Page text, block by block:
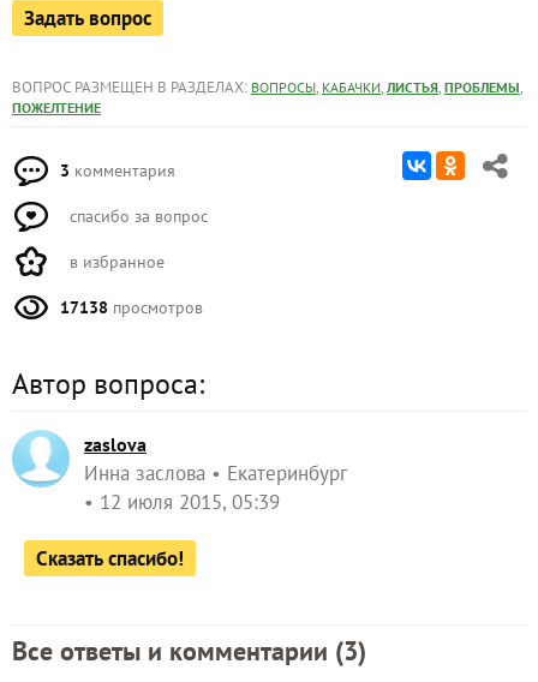
Задать вопрос
ВОПРОС РАЗМЕЩЕН В РАЗДЕЛАХ: ВОПРОСЫ, КАБАЧКИ, ЛИСТЬЯ, ПРОБЛЕМЫ,
ПОЖЕЛТЕНИЕ
3 комментария
спасибо за вопрос
в избранное
17138 просмотров
Автор вопроса:
zaslova
Инна заслова
Екатеринбург
12 июля 2015, 05:39
Сказать спасибо!
Все ответы и комментарии (3)